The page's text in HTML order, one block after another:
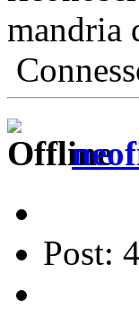
mandria
Post: